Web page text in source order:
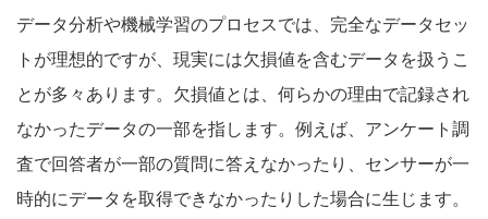
データ分析や機械学習のプロセスでは、完全なデータセッ
トが理想的ですが、現実には欠損値を含むデータを扱うこ
とが多々あります。欠損値とは、何らかの理由で記録され
なかったデータの一部を指します。例えば、アンケート調
査で回答者が一部の質問に答えなかったり、センサーが一
時的にデータを取得できなかったりした場合に生じます。